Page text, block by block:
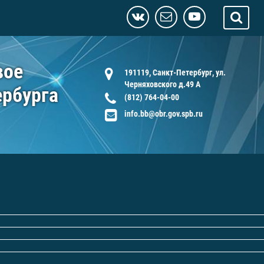
191119, Санкт-Петербург, ул.
Черняховского д.49 А
(812) 764-04-00
info.bb@obr.gov.spb.ru